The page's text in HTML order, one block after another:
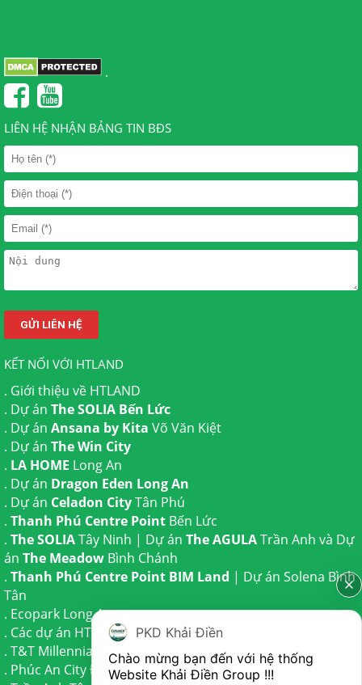
.
LIÊN HỆ NHẬN BẢNG TIN BĐS
KẾT NỐI VỚI HTLAND
. Giới thiệu về HTLAND
. Dự án The SOLIA Bến Lức
. Dự án Ansana by Kita Võ Văn Kiệt
. Dự án The Win City
. LA HOME Long An
. Dự án Dragon Eden Long An
. Dự án Celadon CityTân Phú
. Thanh Phú Centre Point Bến Lức
. The SOLIATây Ninh | Dự án The AGULATrần Anh và Dự
án The Meadow Bình Chánh
. Thanh Phú Centre Point BIM Land | Dự án Solena Bình
Tân
. Ecopark Long An
. Các dự án HTLAND
. T&T Millennia CityCần Giuộc
. Phúc An CityĐức Hoà
PKD Khải Điền
Chào mừng bạn đến với hệ thống
Website Khải Điền Group !!!